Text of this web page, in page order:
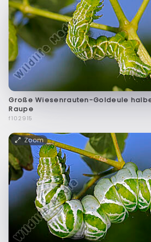
Große Wiesenrauten-Goldeule
Raupe
f102915
Zoom